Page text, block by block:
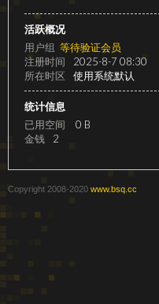
速
活跃概况
用户组 等待验证会员
注册时间
2025-8-7 08:30
所在时区
使用系统默认
统计信息
已用空间
0 B
金钱
2
Copyright 2008-2020 www.bsq.cc